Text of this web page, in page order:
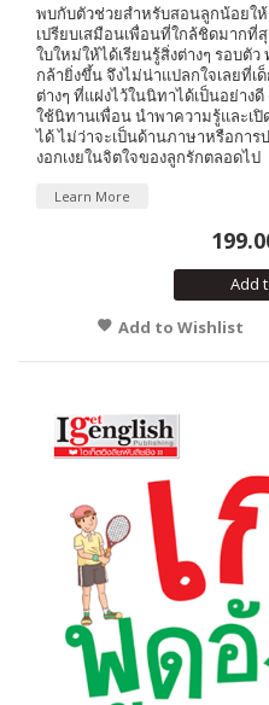
พบกับตัวช่วยสำหรับสอนลูกน้อยใ
เปรียบเสมือนเพื่อนที่ใกล้ชิดมากที่
ใบใหม่ให้ได้เรียนรู้สิ่งต่างๆ รอบตั
กล้ายิ่งขึ้น จึงไม่น่าแปลกใจเลยที่
ต่างๆ ที่แฝงไว้ในนิทาได้เป็นอย่า
ใช้นิทานเพื่อน นำพาความรู้และเปิ
ได้ ไม่ว่าจะเป็นด้านภาษาหรือกา
งอกเงยในจิตใจของลูกรักตลอดไป
Learn More
Add
Add to Wishlist